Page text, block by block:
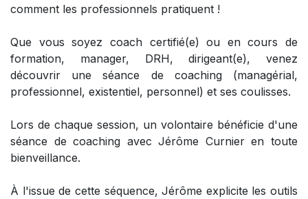
comment les professionnels pratiquent !
Que vous soyez coach certifié(e) ou en cours de
formation, manager, DRH, dirigeant(e), venez
découvrir une séance de coaching (managérial,
professionnel, existentiel, personnel) et ses coulisses.
Lors de chaque session, un volontaire bénéficie d'une
séance de coaching avec Jérôme Curnier en toute
bienveillance.
À l'issue de cette séquence, Jérôme explicite les outils